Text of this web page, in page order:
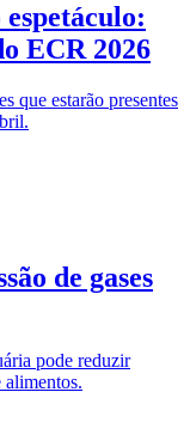
ECR 2026
que estarão presentes
de gases
pode reduzir
alimentos.